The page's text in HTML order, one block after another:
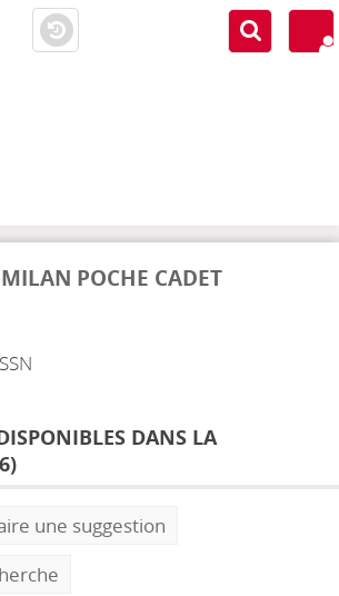
POCHE CADET
DANS LA
6)
une suggestion